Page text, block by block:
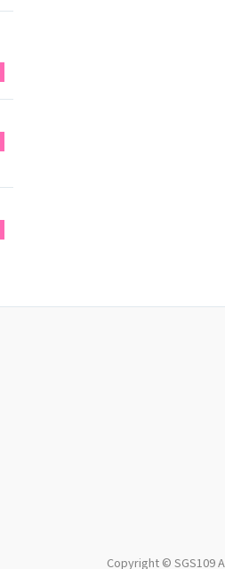
Copyright © SGS109